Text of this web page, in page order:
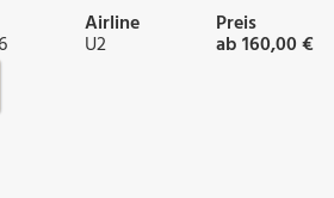
Airline
U2
Preis
ab 160,00 €